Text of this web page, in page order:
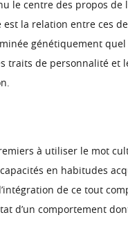
le centre des propos
la relation entre ces
génétiquement
traits de personnalité
à utiliser le mot
en habitudes
de ce tout
d’un comportement